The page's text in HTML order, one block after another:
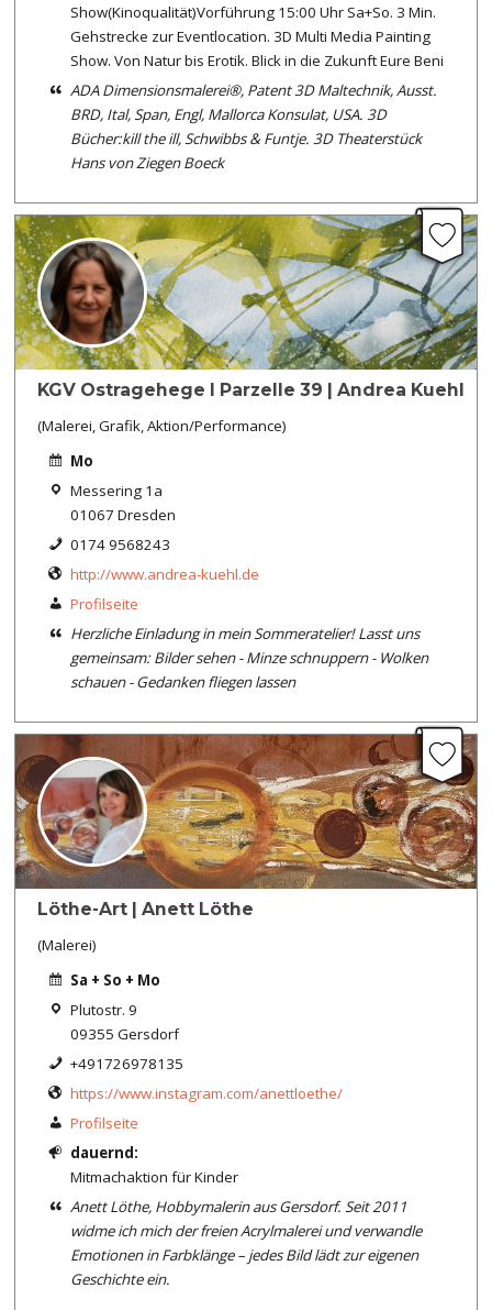
Show(Kinoqualität)Vorführung 15:00 Uhr Sa+So. 3 Min.
Gehstrecke zur Eventlocation. 3D Multi Media Painting
Show. Von Natur bis Erotik. Blick in die Zukunft Eure Beni
ADA Dimensionsmalerei®, Patent 3D Maltechnik, Ausst.
BRD, Ital, Span, Engl, Mallorca Konsulat, USA. 3D
Bücher:kill the ill, Schwibbs & Funtje. 3D Theaterstück
Hans von Ziegen Boeck
KGV Ostragehege I Parzelle 39 | Andrea Kuehl
(Malerei, Grafik, Aktion/Performance)
Mo
Messering 1a
01067 Dresden
0174 9568243
http://www.andrea-kuehl.de
Profilseite
Herzliche Einladung in mein Sommeratelier! Lasst uns
gemeinsam: Bilder sehen - Minze schnuppern - Wolken
schauen - Gedanken fliegen lassen
Löthe-Art | Anett Löthe
(Malerei)
Sa + So + Mo
Plutostr. 9
09355 Gersdorf
+491726978135
https://www.instagram.com/anettloethe/
Profilseite
dauernd:
Mitmachaktion für Kinder
Anett Löthe, Hobbymalerin aus Gersdorf. Seit 2011
widme ich mich der freien Acrylmalerei und verwandle
Emotionen in Farbklänge – jedes Bild lädt zur eigenen
Geschichte ein.